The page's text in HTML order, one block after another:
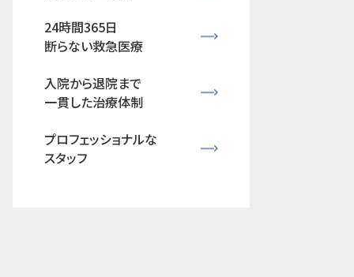
24時間365日
断らない救急医療
入院から退院まで
一貫した治療体制
プロフェッショナルな
スタッフ